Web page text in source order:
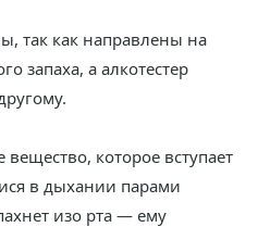
так как направлены на
запаха, а алкотестер
которое вступает
в дыхании парами
изо рта — ему